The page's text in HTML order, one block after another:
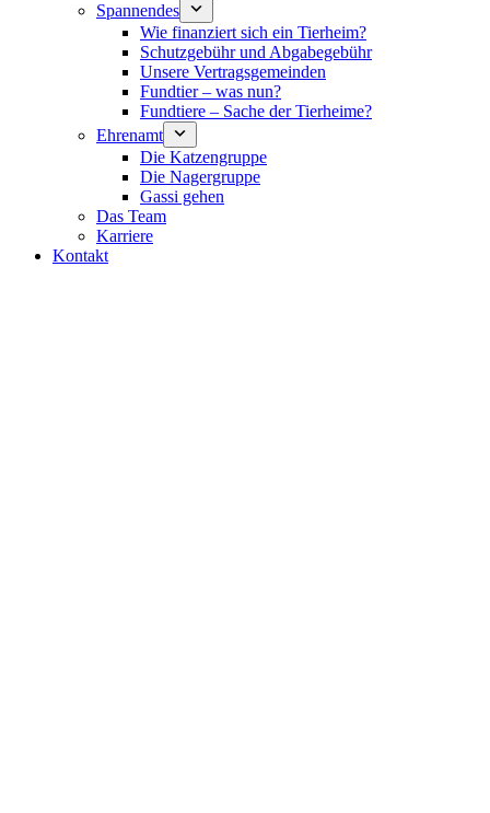
Spannendes
Wie finanziert sich ein Tierheim?
Schutzgebühr und Abgabegebühr
Unsere Vertragsgemeinden
Fundtier – was nun?
Fundtiere – Sache der Tierheime?
Ehrenamt
Die Katzengruppe
Die Nagergruppe
Gassi gehen
Das Team
Karriere
Kontakt